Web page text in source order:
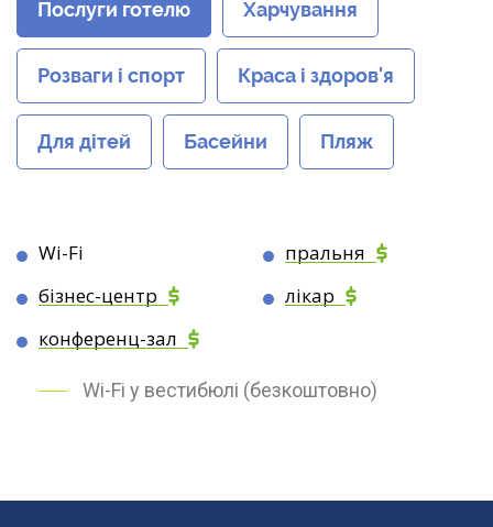
Послуги готелю Харчування
Розваги і спорт Краса і здоров'я
Для дітей Басейни Пляж
Wi-Fi
бізнес-центр
конференц-зал
пральня
лікар
Wi-Fi у вестибюлі (безкоштовно)